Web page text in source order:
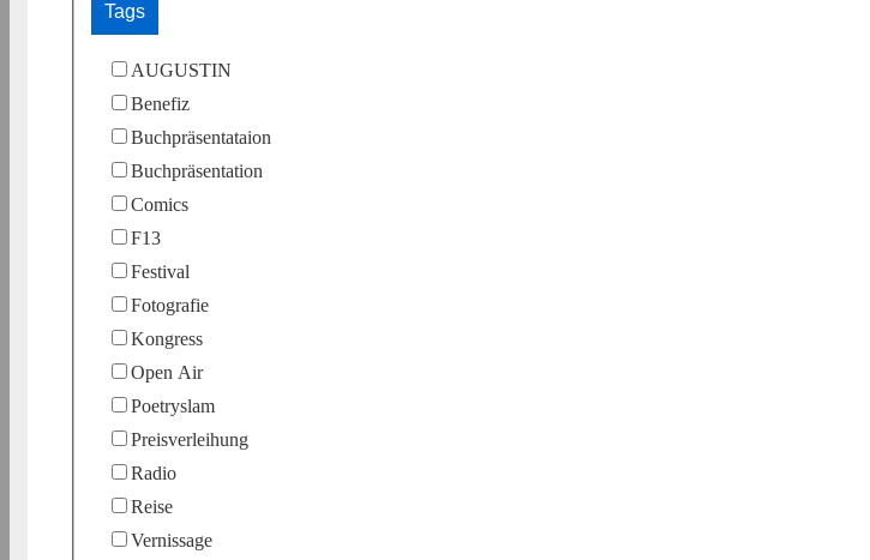
Tags
AUGUSTIN
Benefiz
Buchpräsentataion
Buchpräsentation
Comics
F13
Festival
Fotografie
Kongress
Open Air
Poetryslam
Preisverleihung
Radio
Reise
Vernissage